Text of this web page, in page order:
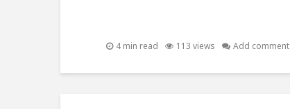
Add comment
113 views
4 min read